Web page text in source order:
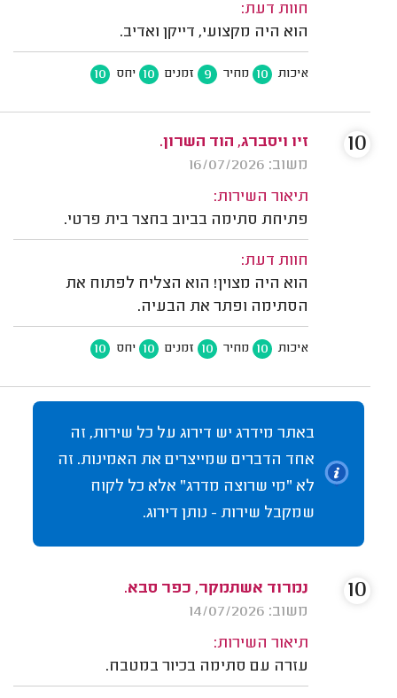
חוות דעת:
הוא היה מקצועי, דייקן ואדיב.
איכות 10 מחיר 9 זמנים 10 יחס 10
זיו ויסברג, הוד השרון.
משוב: 16/07/2026
תיאור השירות:
פתיחת סתימה בביוב בחצר בית פרטי.
חוות דעת:
הוא היה מצוין! הוא הצליח לפתוח את
הסתימה ופתר את הבעיה.
איכות 10 מחיר 10 זמנים 10 יחס 10
10
באתר מידרג יש דירוג על כל שירות, זה
אחד הדברים שמייצרים את האמינות. זה
לא "מי שרוצה מדרג" אלא כל לקוח
שמקבל שירות - נותן דירוג.
נמרוד אשתמקר, כפר סבא.
משוב: 14/07/2026
תיאור השירות:
עזרה עם סתימה בכיור במטבח.
10